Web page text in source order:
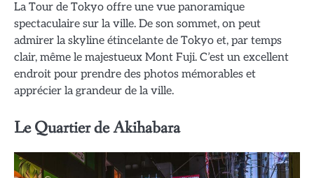
La Tour de Tokyo offre une vue panoramique
spectaculaire sur la ville. De son sommet, on peut
admirer la skyline étincelante de Tokyo et, par temps
clair, même le majestueux Mont Fuji. C’est un excellent
endroit pour prendre des photos mémorables et
apprécier la grandeur de la ville.
Le Quartier de Akihabara